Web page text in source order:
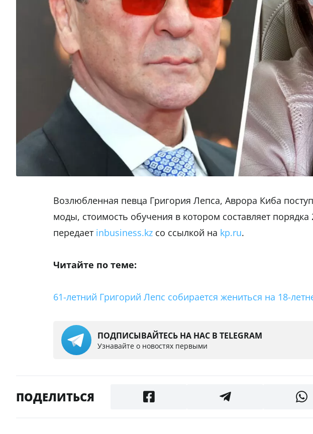
Возлюбленная певца Григория Лепса, Аврора Киба
моды, стоимость обучения в котором составляет порядка
передает inbusiness.kz со ссылкой на kp.ru.
Читайте по теме:
61-летний Григорий Лепс собирается жениться на 18-
ПОДПИСЫВАЙТЕСЬ НА НАС В TELEGRAM
Узнавайте о новостях первыми
ПОДЕЛИТЬСЯ